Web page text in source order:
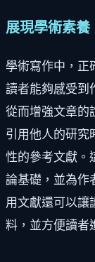
展現學術素
學術寫作中，正
讀者能夠感受到
從而增強文章的
引用他人的研究
性的參考文獻。
論基礎，並為作
用文獻還可以讓
料，並方便讀者